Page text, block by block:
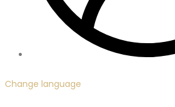
Change language